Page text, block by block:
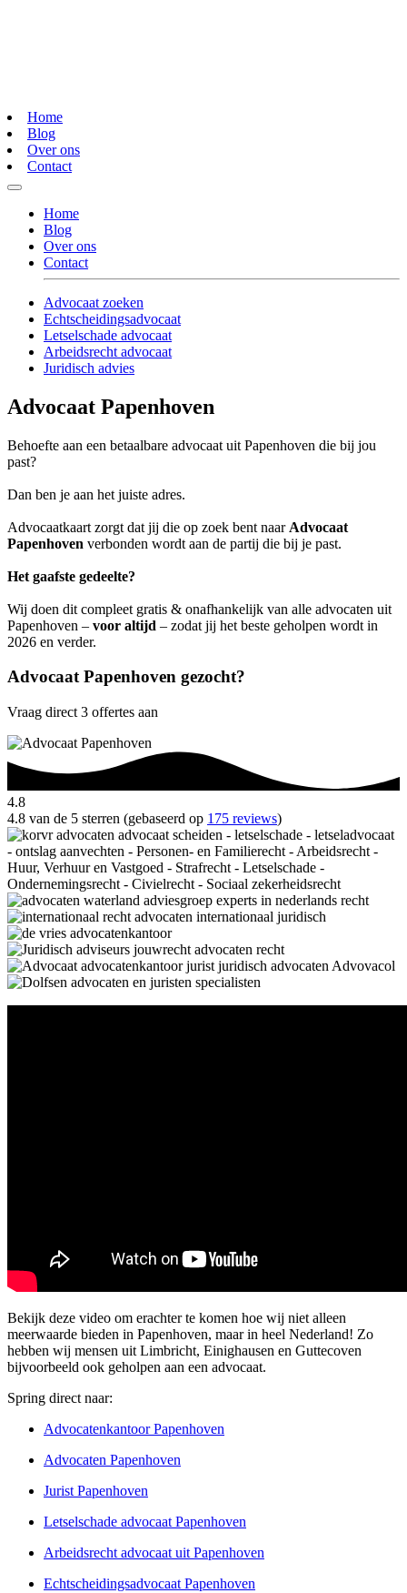
Home
Blog
Over ons
Contact
Home
Blog
Over ons
Contact
Advocaat zoeken
Echtscheidingsadvocaat
Letselschade advocaat
Arbeidsrecht advocaat
Juridisch advies
Advocaat Papenhoven
Behoefte aan een betaalbare advocaat uit Papenhoven die bij jou
past?
Dan ben je aan het juiste adres.
Advocaatkaart zorgt dat jij die op zoek bent naar Advocaat
Papenhoven verbonden wordt aan de partij die bij je past.
Het gaafste gedeelte?
Wij doen dit compleet gratis & onafhankelijk van alle advocaten uit
Papenhoven – voor altijd – zodat jij het beste geholpen wordt in
2026 en verder.
Advocaat Papenhoven gezocht?
Vraag direct 3 offertes aan
4.8
4.8 van de 5 sterren (gebaseerd op 175 reviews)
Bekijk deze video om erachter te komen hoe wij niet alleen
meerwaarde bieden in Papenhoven, maar in heel Nederland! Zo
hebben wij mensen uit Limbricht, Einighausen en Guttecoven
bijvoorbeeld ook geholpen aan een advocaat.
Spring direct naar:
Advocatenkantoor Papenhoven
Advocaten Papenhoven
Jurist Papenhoven
Letselschade advocaat Papenhoven
Arbeidsrecht advocaat uit Papenhoven
Echtscheidingsadvocaat Papenhoven